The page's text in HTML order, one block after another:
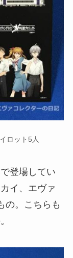
ロット5人
登場してい
イ、エヴァ
の。こちらも